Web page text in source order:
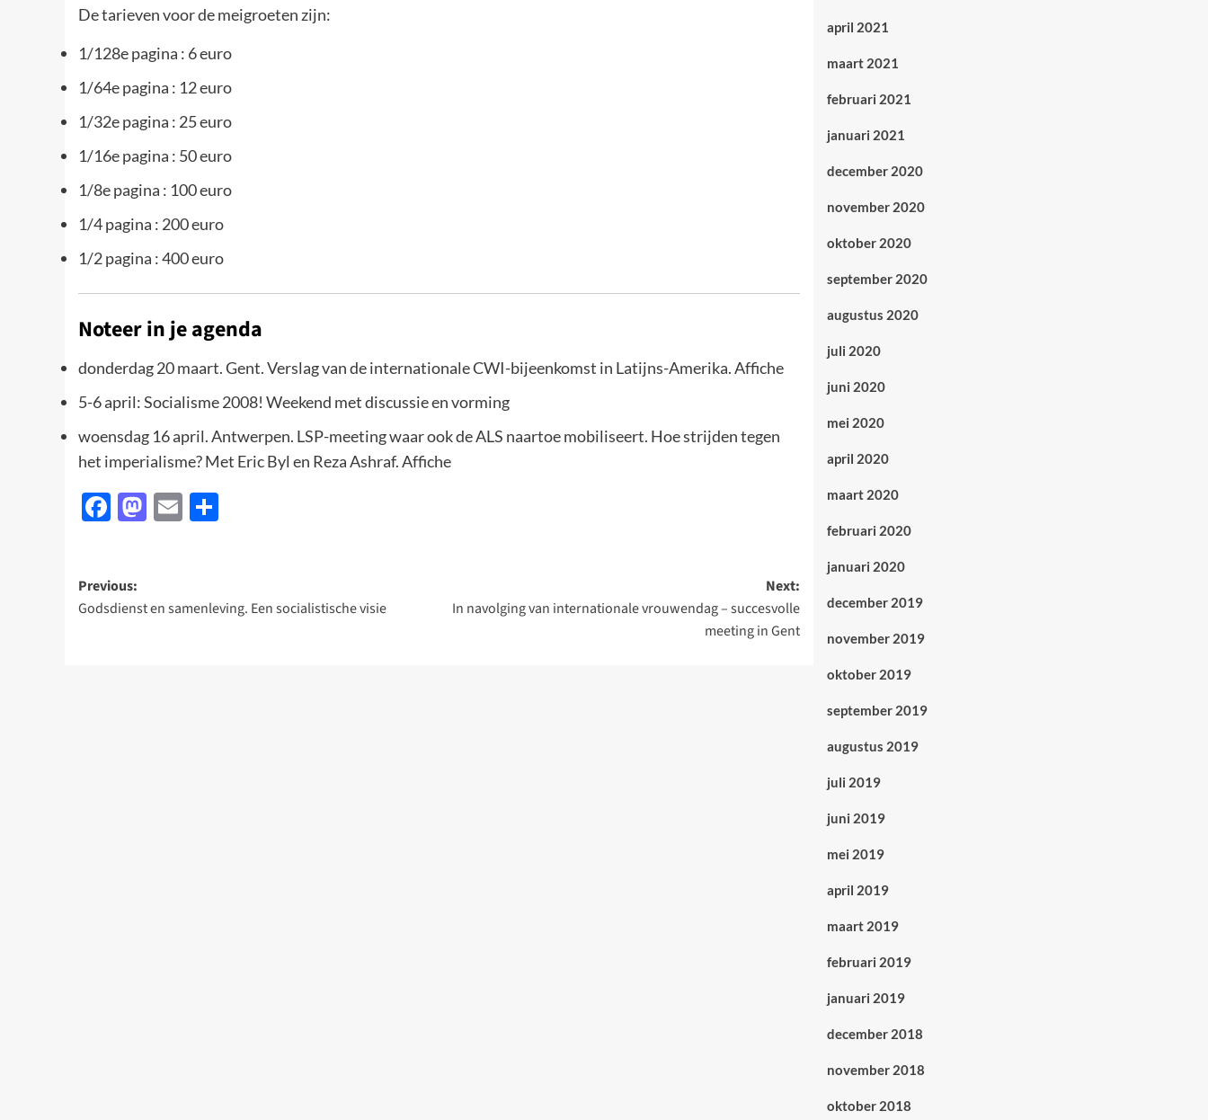
De tarieven voor de meigroeten zijn:
1/128e pagina : 6 euro
1/64e pagina : 12 euro
1/32e pagina : 25 euro
1/16e pagina : 50 euro
1/8e pagina : 100 euro
1/4 pagina : 200 euro
1/2 pagina : 400 euro
Noteer in je agenda
donderdag 20 maart. Gent. Verslag van de internationale CWI-bijeenkomst in Latijns-Amerika. Affiche
5-6 april: Socialisme 2008! Weekend met discussie en vorming
woensdag 16 april. Antwerpen. LSP-meeting waar ook de ALS naartoe mobiliseert. Hoe strijden tegen
het imperialisme? Met Eric Byl en Reza Ashraf. Affiche
Facebook
Mastodon
Email
Post
navigation
Previous:
Godsdienst en samenleving. Een socialistische visie
Next:
In navolging van internationale vrouwendag – succesvolle
meeting in Gent
april 2021
maart 2021
februari 2021
januari 2021
december 2020
november 2020
oktober 2020
september 2020
augustus 2020
juli 2020
juni 2020
mei 2020
april 2020
maart 2020
februari 2020
januari 2020
december 2019
november 2019
oktober 2019
september 2019
augustus 2019
juli 2019
juni 2019
mei 2019
april 2019
maart 2019
februari 2019
januari 2019
december 2018
november 2018
oktober 2018